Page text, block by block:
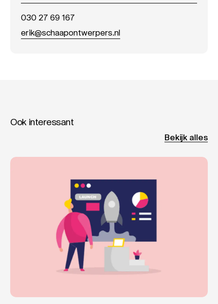
030 27 69 167
erik@schaapontwerpers.nl
Ook interessant
Bekijk alles